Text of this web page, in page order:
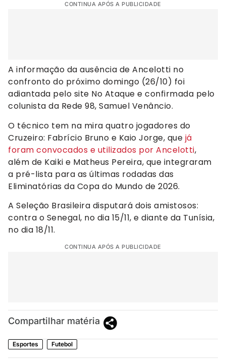
CONTINUA APÓS A PUBLICIDADE
A informação da ausência de Ancelotti no
confronto do próximo domingo (26/10) foi
adiantada pelo site No Ataque e confirmada pelo
colunista da Rede 98, Samuel Venâncio.
O técnico tem na mira quatro jogadores do
Cruzeiro: Fabrício Bruno e Kaio Jorge, que já
foram convocados e utilizados por Ancelotti,
além de Kaiki e Matheus Pereira, que integraram
a pré-lista para as últimas rodadas das
Eliminatórias da Copa do Mundo de 2026.
A Seleção Brasileira disputará dois amistosos:
contra o Senegal, no dia 15/11, e diante da Tunísia,
no dia 18/11.
CONTINUA APÓS A PUBLICIDADE
Compartilhar matéria
Esportes Futebol